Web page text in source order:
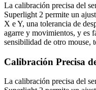
La calibración precisa del
Superlight 2 permite un
X e Y, una tolerancia de
agarre y movimientos, y es
sensibilidad de otro mouse,
Calibración Precisa
La calibración precisa del